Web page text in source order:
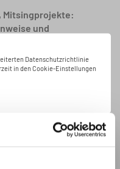
Datenschutzrichtlinie
in den Cookie-Einstellungen
Mitsingprojekte:
und